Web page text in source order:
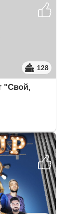
128
"Свой,